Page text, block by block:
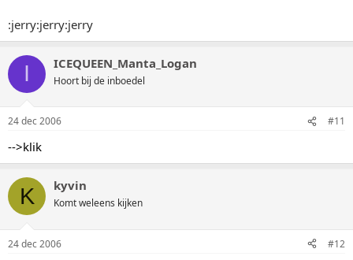
:jerry:jerry:jerry
I ICEQUEEN_Manta_Logan
Hoort bij de inboedel
24 dec 2006 #11
-->klik
K kyvin
Komt weleens kijken
24 dec 2006 #12